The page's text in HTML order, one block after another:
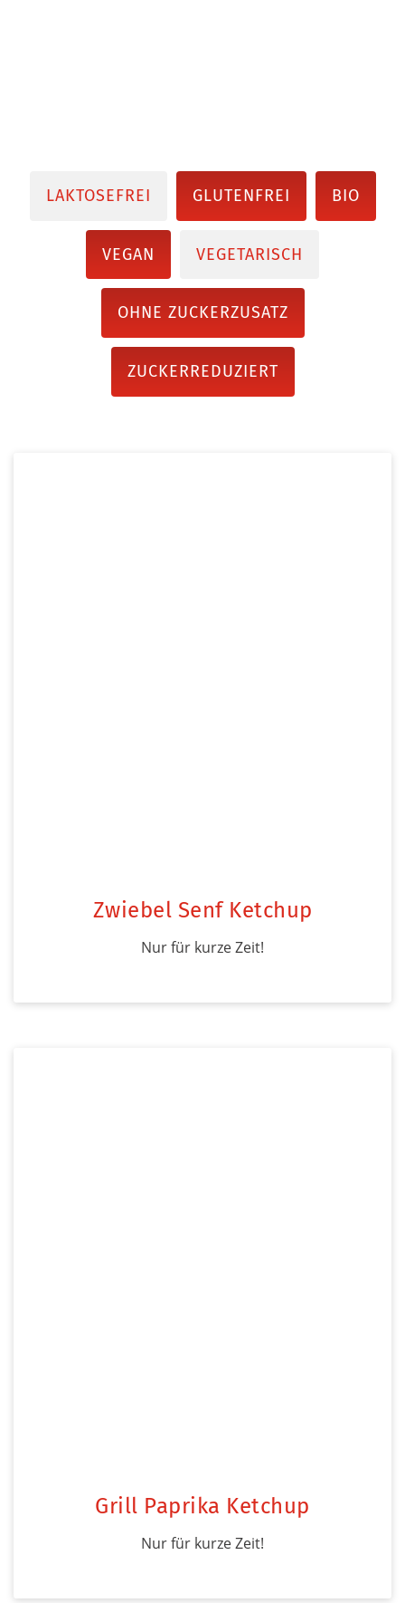
LAKTOSEFREI GLUTENFREI BIO
VEGAN VEGETARISCH
OHNE ZUCKERZUSATZ
ZUCKERREDUZIERT
Zwiebel Senf Ketchup
Nur für kurze Zeit!
Grill Paprika Ketchup
Nur für kurze Zeit!